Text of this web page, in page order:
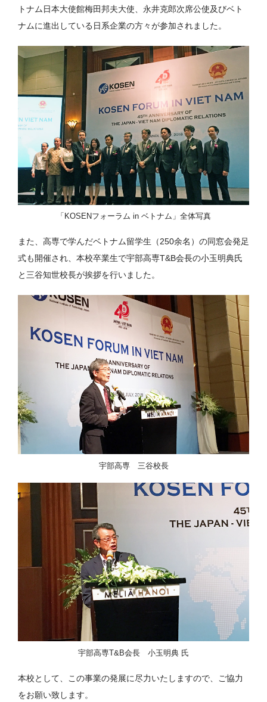
トナム日本大使館梅田邦夫大使、永井克郎次席公使及びベト
ナムに進出している日系企業の方々が参加されました。
「KOSENフォーラム in ベトナム」全体写真
また、高専で学んだベトナム留学生（250余名）の同窓会発足
式も開催され、本校卒業生で宇部高専T&B会長の小玉明典氏
と三谷知世校長が挨拶を行いました。
宇部高専 三谷校長
宇部高専T&B会長 小玉明典 氏
本校として、この事業の発展に尽力いたしますので、ご協力
をお願い致します。